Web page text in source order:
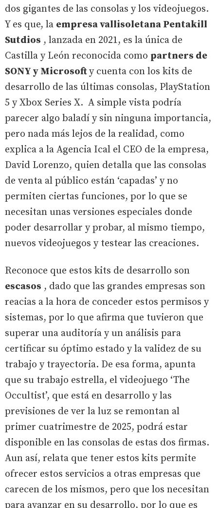
dos gigantes de las consolas y los videojuegos.
Y es que, la empresa vallisoletana Pentakill
Sutdios , lanzada en 2021, es la única de
Castilla y León reconocida como partners de
SONY y Microsofty cuenta con los kits de
desarrollo de las últimas consolas, PlayStation
5 y Xbox Series X. A simple vista podría
parecer algo baladí y sin ninguna importancia,
pero nada más lejos de la realidad, como
explica a la Agencia Ical el CEO de la empresa,
David Lorenzo, quien detalla que las consolas
de venta al público están ‘capadas’ y no
permiten ciertas funciones, por lo que se
necesitan unas versiones especiales donde
poder desarrollar y probar, al mismo tiempo,
nuevos videojuegos y testear las creaciones.
Reconoce que estos kits de desarrollo son
escasos , dado que las grandes empresas son
reacias a la hora de conceder estos permisos y
sistemas, por lo que afirma que tuvieron que
superar una auditoría y un análisis para
certificar su óptimo estado y la validez de su
trabajo y trayectoria. De esa forma, apunta
que su trabajo estrella, el videojuego ‘The
Occultist’, que está en desarrollo y las
previsiones de ver la luz se remontan al
primer cuatrimestre de 2025, podrá estar
disponible en las consolas de estas dos firmas.
Aun así, relata que tener estos kits permite
ofrecer estos servicios a otras empresas que
carecen de los mismos, pero que los necesitan
para avanzar en su desarrollo, por lo que es